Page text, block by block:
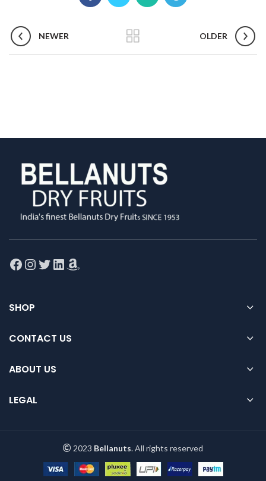
NEWER OLDER
Facebook
Instagram
Twitter
LinkedIn
Amazon
SHOP
CONTACT US
ABOUT US
LEGAL
2023 Bellanuts. All rights reserved